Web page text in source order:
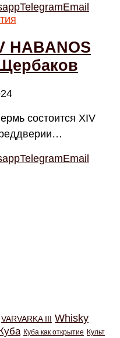
TelegramEmail
состоится XIV
TelegramEmail
VARVARKA III Whisky
Куба Куба как открытие Культ